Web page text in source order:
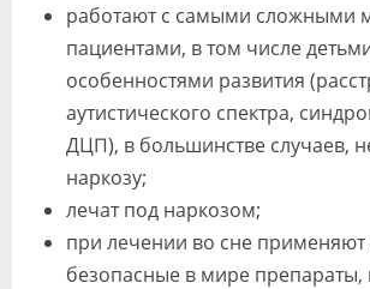
работают с самыми сложными
пациентами, в том числе
особенностями развития
аутистического спектра,
ДЦП), в большинстве случаев,
наркозу;
лечат под наркозом;
при лечении во сне
безопасные в мире препараты,